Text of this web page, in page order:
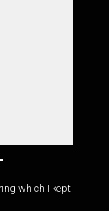
which I kept